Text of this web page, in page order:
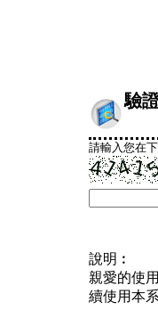
驗
請輸入您在
說明︰
親愛的使
續使用本